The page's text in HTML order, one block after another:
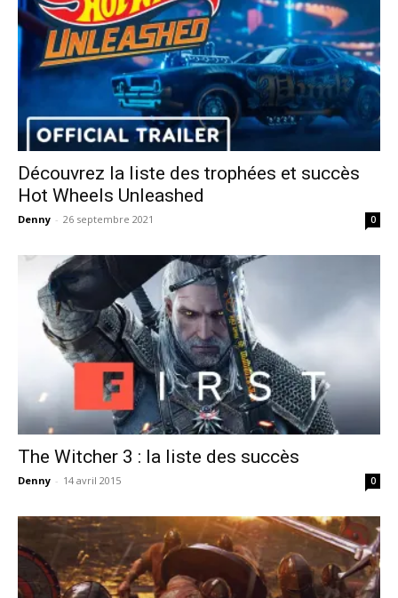
Découvrez la liste des trophées et succès
Hot Wheels Unleashed
Denny - 26 septembre 2021 0
The Witcher 3 : la liste des succès
Denny - 14 avril 2015 0